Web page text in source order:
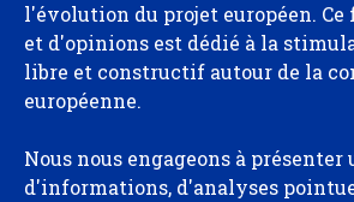
l'évolution du projet européen.
et d'opinions est dédié à la
libre et constructif autour de la
européenne.
Nous nous engageons à présenter
d'informations, d'analyses